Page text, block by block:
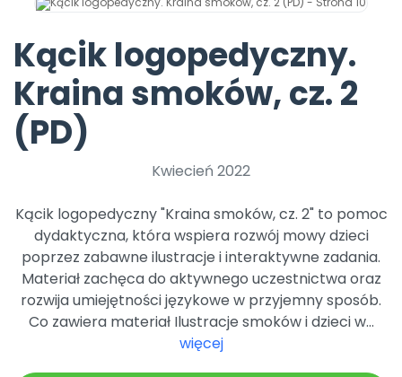
Promocje
Kącik logopedyczny.
Kraina smoków, cz. 2
(PD)
Kwiecień 2022
Kącik logopedyczny "Kraina smoków, cz. 2" to pomoc
dydaktyczna, która wspiera rozwój mowy dzieci
poprzez zabawne ilustracje i interaktywne zadania.
Materiał zachęca do aktywnego uczestnictwa oraz
rozwija umiejętności językowe w przyjemny sposób.
Co zawiera materiał Ilustracje smoków i dzieci w...
więcej